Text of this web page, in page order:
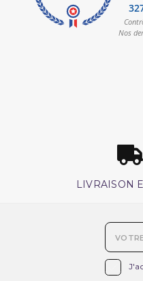
LIVRAISON